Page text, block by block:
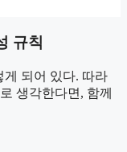
규칙
게 되어 있다. 따라
생각한다면, 함께